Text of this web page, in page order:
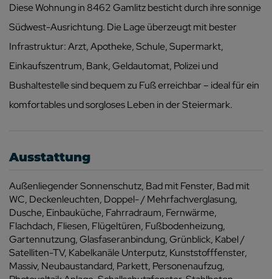
Diese Wohnung in 8462 Gamlitz besticht durch ihre sonnige
Südwest-Ausrichtung. Die Lage überzeugt mit bester
Infrastruktur: Arzt, Apotheke, Schule, Supermarkt,
Einkaufszentrum, Bank, Geldautomat, Polizei und
Bushaltestelle sind bequem zu Fuß erreichbar – ideal für ein
komfortables und sorgloses Leben in der Steiermark.
Ausstattung
Außenliegender Sonnenschutz Bad mit Fenster Bad mit
WC Deckenleuchten Doppel- / Mehrfachverglasung
Dusche Einbauküche Fahrradraum Fernwärme
Flachdach Fliesen Flügeltüren Fußbodenheizung
Gartennutzung Glasfaseranbindung Grünblick Kabel /
Satelliten-TV Kabelkanäle Unterputz Kunststofffenster
Massiv Neubaustandard Parkett Personenaufzug